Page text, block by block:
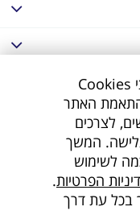
האתר עושה שימוש בקבצי Cookies
התאמת האתר
לצרכים
המשך
לשימוש
הפרטיות.
בכל עת דרך